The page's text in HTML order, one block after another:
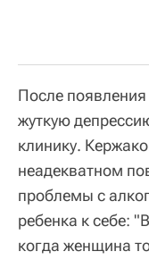
После
жуткую
клинику.
неадекватном
проблемы с
ребенка к себе:
когда женщина